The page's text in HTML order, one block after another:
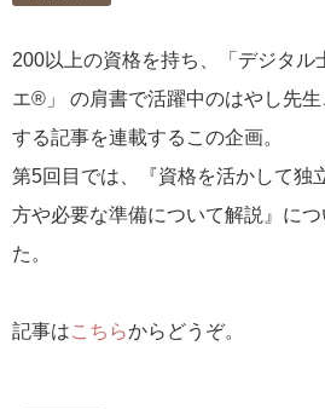
200以上の資格を持ち、「デジタル
エ®」 の肩書で活躍中のはやし先
する記事を連載するこの企画。
第5回目では、『資格を活かして独
方や必要な準備について解説』に
た。
記事はこちらからどうぞ。